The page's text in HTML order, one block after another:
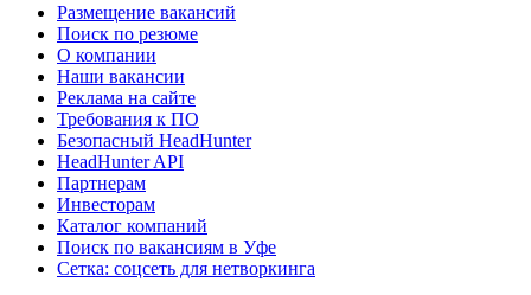
Размещение вакансий
Поиск по резюме
О компании
Наши вакансии
Реклама на сайте
Требования к ПО
Безопасный HeadHunter
HeadHunter API
Партнерам
Инвесторам
Каталог компаний
Поиск по вакансиям в Уфе
Сетка: соцсеть для нетворкинга